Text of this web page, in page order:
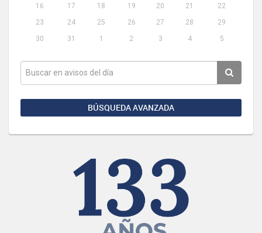
16
17 18 19 20 21
22
23
24 25 26 27 28
29
30
31 1 2 3 4 5
BÚSQUEDA AVANZADA